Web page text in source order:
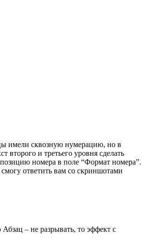
имели сквозную нумерацию, но в
второго и третьего уровня сделать
номера в поле “Формат номера”.
ответить вам со скриншотами
– не разрывать, то эффект с